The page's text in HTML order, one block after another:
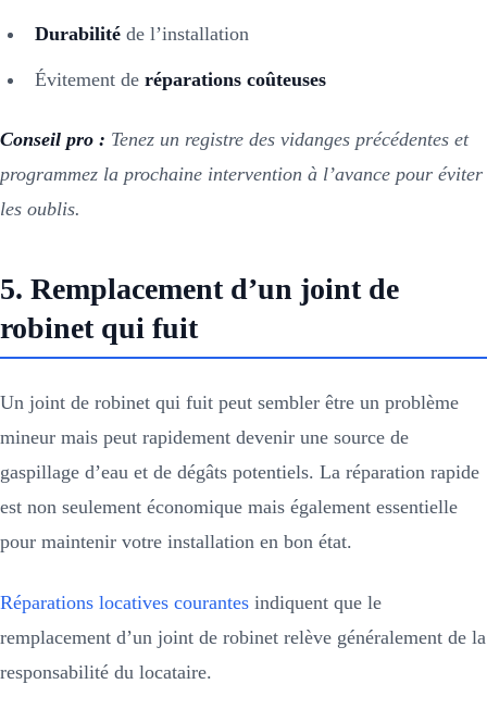
Durabilité de l’installation
Évitement de réparations coûteuses
Conseil pro : Tenez un registre des vidanges précédentes et
programmez la prochaine intervention à l’avance pour éviter
les oublis.
5. Remplacement d’un joint de
robinet qui fuit
Un joint de robinet qui fuit peut sembler être un problème
mineur mais peut rapidement devenir une source de
gaspillage d’eau et de dégâts potentiels. La réparation rapide
est non seulement économique mais également essentielle
pour maintenir votre installation en bon état.
Réparations locatives courantes indiquent que le
remplacement d’un joint de robinet relève généralement de la
responsabilité du locataire.